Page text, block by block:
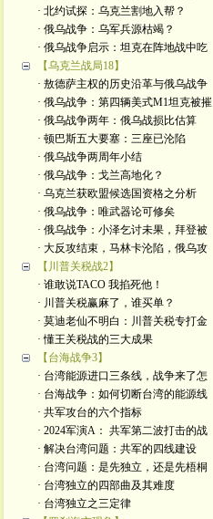
· 北约试探：乌克兰割地入帮？
· 俄乌战争：乌军兵源枯竭？
· 俄乌战争启示：坦克在阵地战中吃
【乌克兰战局18】
· 敖德萨主权的历史沿革与俄乌战争
· 俄乌战争：第四辆美式M1坦克被摧
· 俄乌战争两年：俄乌战损比估算
· 顿巴斯五大要塞：三座已沦陷
· 俄乌战争两周年小结
· 俄乌战争：戈兰高地化？
· 乌克兰获欧盟候选国资格之分析
· 俄乌战争：唯武器论可修矣
· 俄乌战争：小泽乞讨未果，拜登被
· 大反攻结束，马林卡沦陷，俄乌攻
【川普关税战2】
· 谁敢说TACO 我掐死他！
· 川普关税赢麻了，谁买单？
· 莫迪老仙不明白：川普关税专打金
· 懂王关税战的三大成果
【台海战争3】
· 台湾能源进口三条线，战争来了怎
· 台海战争：如何切断台湾的能源线
· 共军攻台的六个指标
· 2024军演A： 共军第二波打击的战
· 解决台湾问题：共军的四线建设
· 台湾问题：是先独立，还是先梧桐
· 台湾独立的四部曲及其难度
· 台湾独立之三定律